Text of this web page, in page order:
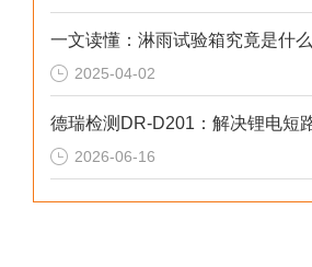
一文读懂：淋雨试验箱究竟是什么
2025-04-02
2026-06-16